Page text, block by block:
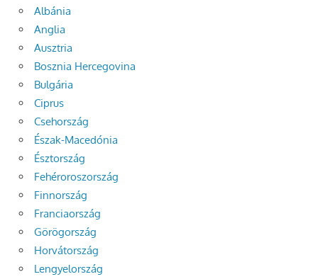
Albánia
Anglia
Ausztria
Bosznia Hercegovina
Bulgária
Ciprus
Csehország
Észak-Macedónia
Észtország
Fehéroroszország
Finnország
Franciaország
Görögország
Horvátország
Lengyelország